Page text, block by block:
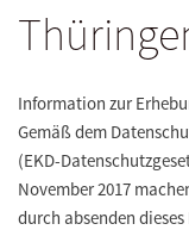
Information zur
Gemäß dem
(EKD-
November 2017
durch absenden